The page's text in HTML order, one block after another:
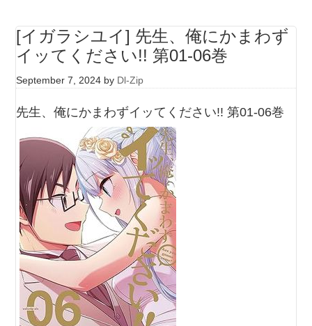
[イガラシユイ] 先生、俺にかまわず
イッてください!! 第01-06巻
September 7, 2024 by Dl-Zip
先生、俺にかまわずイッてください!! 第01-06巻